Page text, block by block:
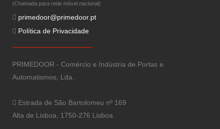
(Chamada para rede móvel nacional)
primedoor@primedoor.pt
Política de Privacidade
PRIMEDOOR - Comércio e Indústria de Portas e
Automatismos, Lda.
Estrada de São Bartolomeu nº 169
Alta de Lisboa, 1750-276 Lisboa